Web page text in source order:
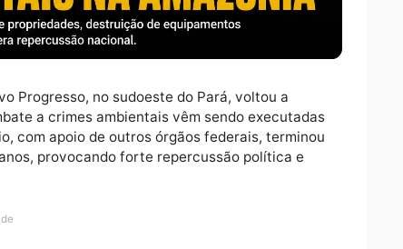
combate a crimes ambientais vêm sendo executadas